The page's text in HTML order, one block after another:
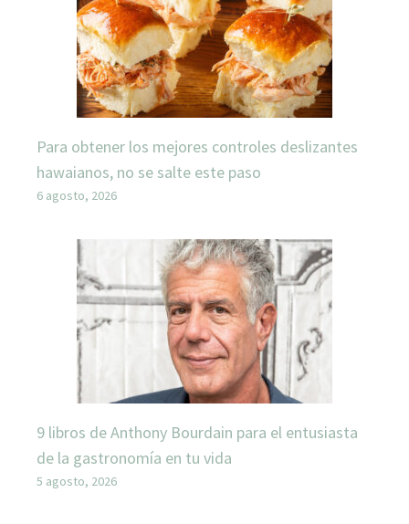
Para obtener los mejores controles deslizantes
hawaianos, no se salte este paso
6 agosto, 2026
9 libros de Anthony Bourdain para el entusiasta
de la gastronomía en tu vida
5 agosto, 2026